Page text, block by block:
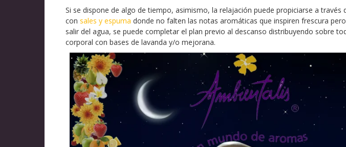
Si se dispone de algo de tiempo, asimismo, la relajación puede propiciarse a través
con sales y espuma donde no falten las notas aromáticas que inspiren frescura
salir del agua, se puede completar el plan previo al descanso distribuyendo sobre
corporal con bases de lavanda y/o mejorana.